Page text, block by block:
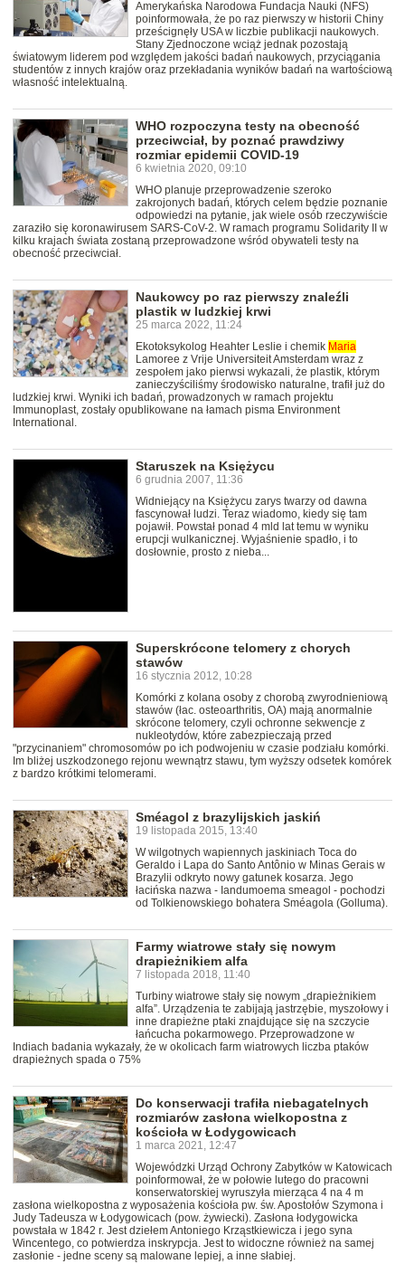
Amerykańska Narodowa Fundacja Nauki (NFS)
poinformowała, że po raz pierwszy w historii Chiny
prześcignęły USA w liczbie publikacji naukowych.
Stany Zjednoczone wciąż jednak pozostają
światowym liderem pod względem jakości badań naukowych, przyciągania
studentów z innych krajów oraz przekładania wyników badań na wartościową
własność intelektualną.
WHO rozpoczyna testy na obecność
przeciwciał, by poznać prawdziwy
rozmiar epidemii COVID-19
6 kwietnia 2020, 09:10
WHO planuje przeprowadzenie szeroko
zakrojonych badań, których celem będzie poznanie
odpowiedzi na pytanie, jak wiele osób rzeczywiście
zaraziło się koronawirusem SARS-CoV-2. W ramach programu Solidarity II w
kilku krajach świata zostaną przeprowadzone wśród obywateli testy na
obecność przeciwciał.
Naukowcy po raz pierwszy znaleźli
plastik w ludzkiej krwi
25 marca 2022, 11:24
Ekotoksykolog Heahter Leslie i chemik Maria
Lamoree z Vrije Universiteit Amsterdam wraz z
zespołem jako pierwsi wykazali, że plastik, którym
zanieczyściliśmy środowisko naturalne, trafił już do
ludzkiej krwi. Wyniki ich badań, prowadzonych w ramach projektu
Immunoplast, zostały opublikowane na łamach pisma Environment
International.
Staruszek na Księżycu
6 grudnia 2007, 11:36
Widniejący na Księżycu zarys twarzy od dawna
fascynował ludzi. Teraz wiadomo, kiedy się tam
pojawił. Powstał ponad 4 mld lat temu w wyniku
erupcji wulkanicznej. Wyjaśnienie spadło, i to
dosłownie, prosto z nieba...
Superskrócone telomery z chorych
stawów
16 stycznia 2012, 10:28
Komórki z kolana osoby z chorobą zwyrodnieniową
stawów (łac. osteoarthritis, OA) mają anormalnie
skrócone telomery, czyli ochronne sekwencje z
nukleotydów, które zabezpieczają przed
"przycinaniem" chromosomów po ich podwojeniu w czasie podziału komórki.
Im bliżej uszkodzonego rejonu wewnątrz stawu, tym wyższy odsetek komórek
z bardzo krótkimi telomerami.
Sméagol z brazylijskich jaskiń
19 listopada 2015, 13:40
W wilgotnych wapiennych jaskiniach Toca do
Geraldo i Lapa do Santo Antônio w Minas Gerais w
Brazylii odkryto nowy gatunek kosarza. Jego
łacińska nazwa - Iandumoema smeagol - pochodzi
od Tolkienowskiego bohatera Sméagola (Golluma).
Farmy wiatrowe stały się nowym
drapieżnikiem alfa
7 listopada 2018, 11:40
Turbiny wiatrowe stały się nowym „drapieżnikiem
alfa”. Urządzenia te zabijają jastrzębie, myszołowy i
inne drapieżne ptaki znajdujące się na szczycie
łańcucha pokarmowego. Przeprowadzone w
Indiach badania wykazały, że w okolicach farm wiatrowych liczba ptaków
drapieżnych spada o 75%
Do konserwacji trafiła niebagatelnych
rozmiarów zasłona wielkopostna z
kościoła w Łodygowicach
1 marca 2021, 12:47
Wojewódzki Urząd Ochrony Zabytków w Katowicach
poinformował, że w połowie lutego do pracowni
konserwatorskiej wyruszyła mierząca 4 na 4 m
zasłona wielkopostna z wyposażenia kościoła pw. św. Apostołów Szymona i
Judy Tadeusza w Łodygowicach (pow. żywiecki). Zasłona łodygowicka
powstała w 1842 r. Jest dziełem Antoniego Krząstkiewicza i jego syna
Wincentego, co potwierdza inskrypcja. Jest to widoczne również na samej
zasłonie - jedne sceny są malowane lepiej, a inne słabiej.